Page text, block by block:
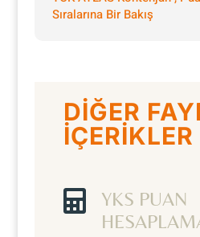
Sıralarına Bir Bakış
DİĞER
İÇERİKLER

YKS PUAN